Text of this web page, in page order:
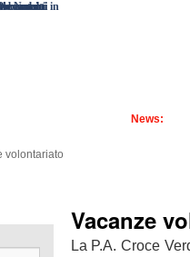
News:
bambini in
Natale
volontariato
Vacanze
La P.A. Croce